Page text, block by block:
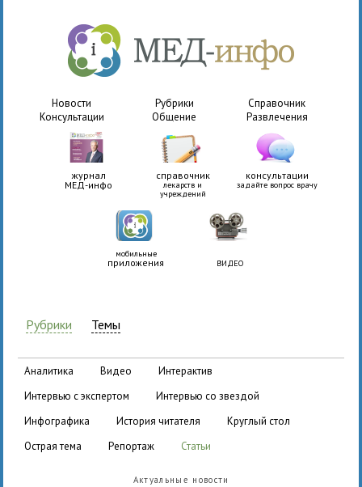
Новости Рубрики
Справочник
Консультации
Общение Развлечения
журнал
МЕД-инфо
справочник
лекарств и
учреждений
консультации
задайте вопрос врачу
мобильные
приложения ВИДЕО
Рубрики Темы
аналитика видео
интерактив
интервью с экспертом
интервью со звездой
инфографика
история читателя
круглый стол
острая тема
репортаж статьи
Актуальные новости